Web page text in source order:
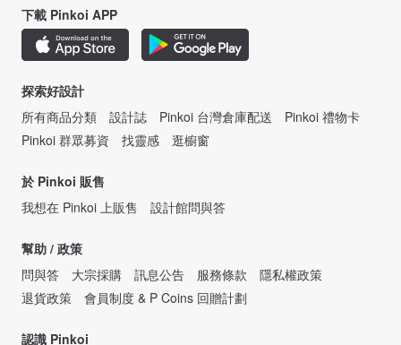
下載 Pinkoi APP
探索好設計
所有商品分類
設計誌 Pinkoi 台灣倉庫配送
Pinkoi 禮物卡
Pinkoi 群眾募資
找靈感 逛櫥窗
於 Pinkoi 販售
我想在 Pinkoi 上販售
設計館問與答
幫助 / 政策
問與答
大宗採購 訊息公告 服務條款
隱私權政策
退貨政策
會員制度 & P Coins 回贈計劃
認識 Pinkoi